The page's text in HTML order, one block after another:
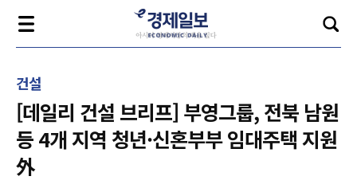
건설
[데일리 건설 브리프] 부영그룹, 전북 남원
등 4개 지역 청년·신혼부부 임대주택 지원
外